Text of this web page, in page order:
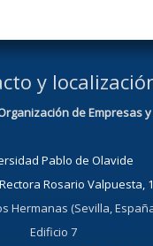
y
de Empresas
Pablo de Olavide
Rosario Valpuesta, 1
Hermanas (Sevilla,
Edificio 7